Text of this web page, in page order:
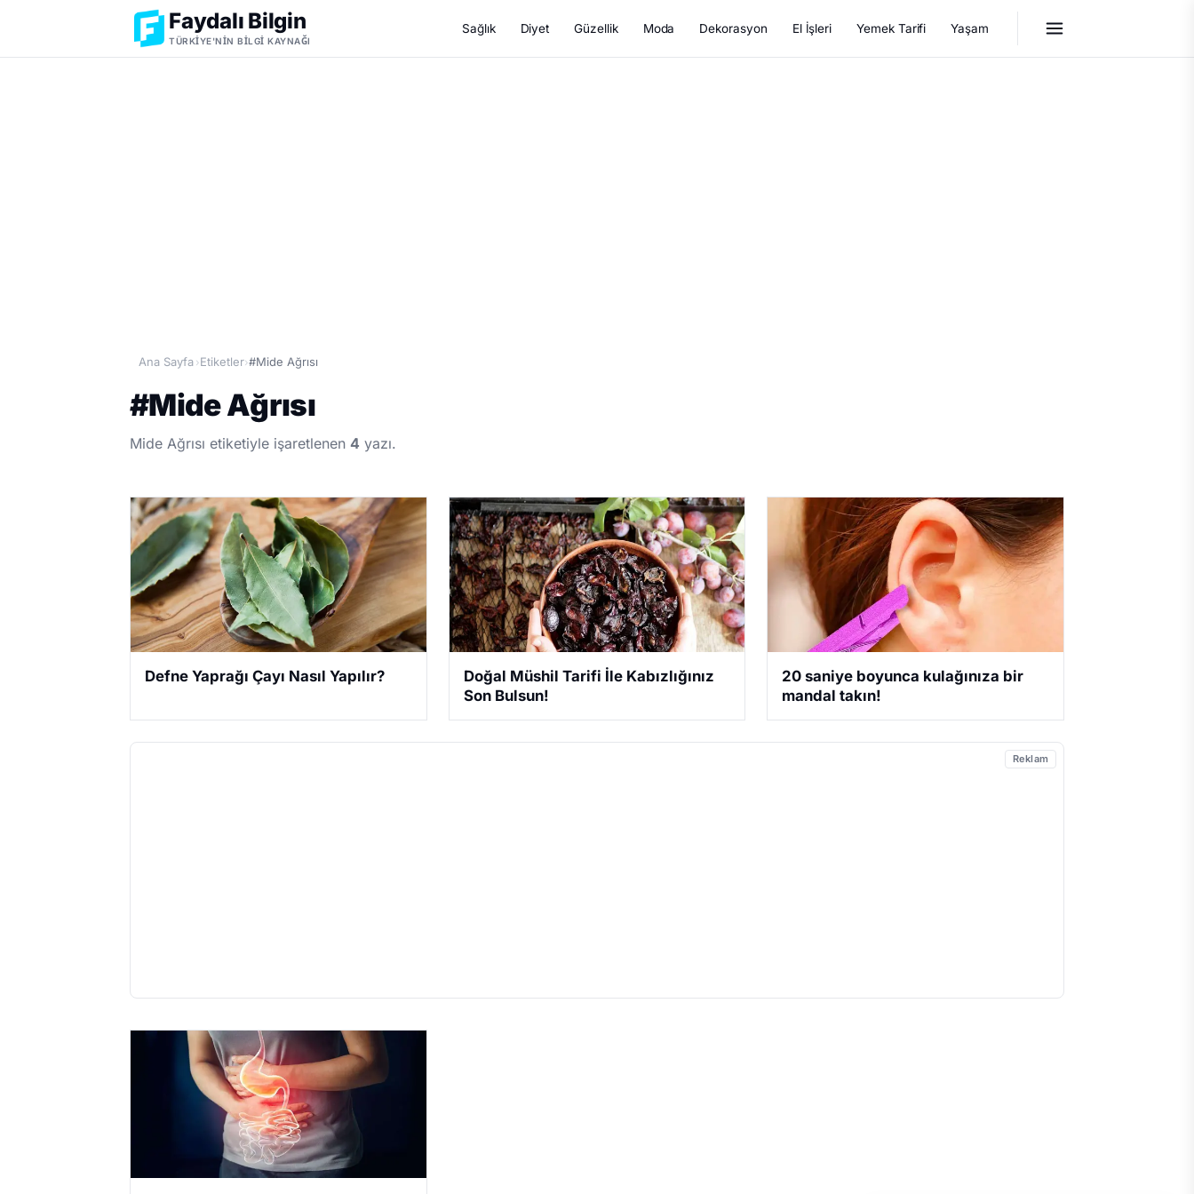
Faydalı Bilgin
TÜRKIYE'NIN BILGI KAYNAĞI
Sağlık Diyet Güzellik Moda Dekorasyon El İşleri Yemek Tarifi Yaşam
Ana Sayfa ›Etiketler›#Mide Ağrısı
#Mide Ağrısı
Mide Ağrısı etiketiyle işaretlenen 4 yazı.
Defne Yaprağı Çayı Nasıl Yapılır?
Doğal Müshil Tarifi İle Kabızlığınız
Son Bulsun!
20 saniye boyunca kulağınıza bir
mandal takın!
Reklam